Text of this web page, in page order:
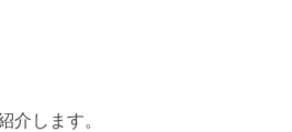
介します。